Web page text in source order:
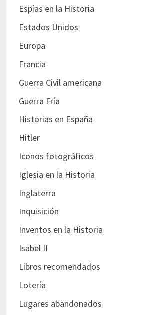
Espías en la Historia
Estados Unidos
Europa
Francia
Guerra Civil americana
Guerra Fría
Historias en España
Hitler
Iconos fotográficos
Iglesia en la Historia
Inglaterra
Inquisición
Inventos en la Historia
Isabel II
Libros recomendados
Lotería
Lugares abandonados